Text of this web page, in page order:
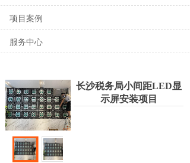
项目案例
服务中心
长沙税务局小间距LED显
示屏安装项目